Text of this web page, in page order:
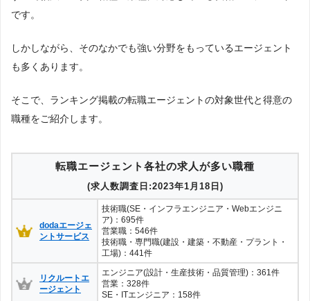
ランスタッド
MS Agent by MS-Japan 11
ェント
につい
て
取得している」「該当地域の求人を保有している」企業を対象とし
ました。
象とし
た求人
につい
上記で調査対象とした転職エージェントが各社のWEBサイトで公開
している求人のうち、「地域：山形」の条件に合致する求人数をカ
ウントしました。
です。
しかしながら、そのなかでも強い分野をもっているエージェント
も多くあります。
そこで、ランキング掲載の転職エージェントの対象世代と得意の
職種をご紹介します。
転職エージェント各社の求人が多い職種
(求人数調査日:2023年1月18日)
dodaエージェ
ントサービス
技術職(SE・インフラエンジニア・Webエンジニ
ア)：695件
営業職：546件
技術職・専門職(建設・建築・不動産・プラント・
工場)：441件
リクルートエ
ージェント
エンジニア(設計・生産技術・品質管理)：361件
営業：328件
SE・ITエンジニア：158件